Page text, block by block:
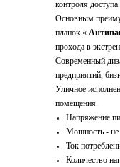
контроля
Основным
планок «
прохода в
Современный
предприятий,
Уличное
помещения.
Напряжение
Мощность - не
Ток
Количество